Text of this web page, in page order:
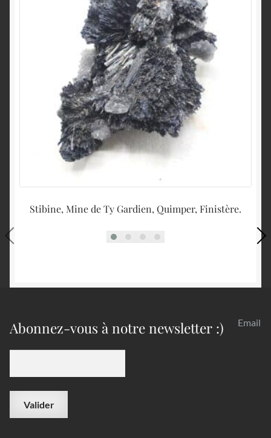
Stibine, Mine de Ty Gardien, Quimper, Finistère.
Abonnez-vous à notre newsletter :) Email